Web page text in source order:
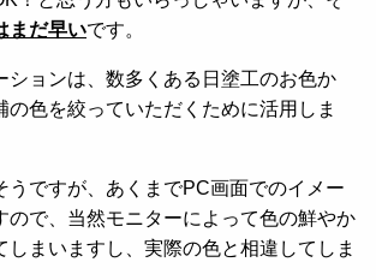
まだ早いです。
ションは、数多くある日塗工のお色か
の色を絞っていただくために活用しま
うですが、あくまでPC画面でのイメー
ので、当然モニターによって色の鮮やか
しまいますし、実際の色と相違してしま